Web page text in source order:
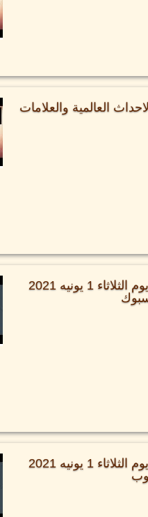
العالمية والعلامات
فترة اسئلة خدمة يوم الثلاثاء 1 يونيه 2021
فترة اسئلة خدمة يوم الثلاثاء 1 يونيه 2021